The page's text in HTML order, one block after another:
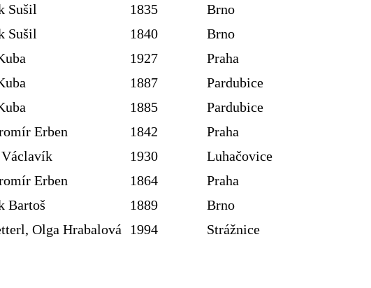
Sušil 1835
Brno
Sušil 1840
Brno
1927
Praha
1887
Pardubice
1885
Pardubice
Erben 1842
Praha
1930
Luhačovice
Erben 1864
Praha
Bartoš 1889
Brno
Olga Hrabalová 1994 Strážnice